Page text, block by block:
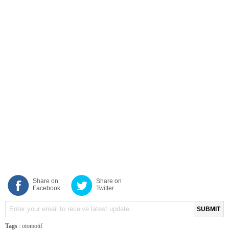
Share on
Facebook
Share on
Twitter
SUBMIT
Tags : otomotif